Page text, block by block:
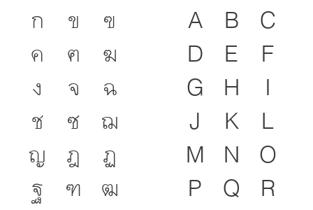
ก ข
ฃ
ค
ฅ
ฆ
ง
จ
ฉ
ช
ซ ฌ
ญ ฎ
ฏ
ฐ
ฑ ฒ
A B C
D E
F
G H
I
J
K
L
M N O
P Q R